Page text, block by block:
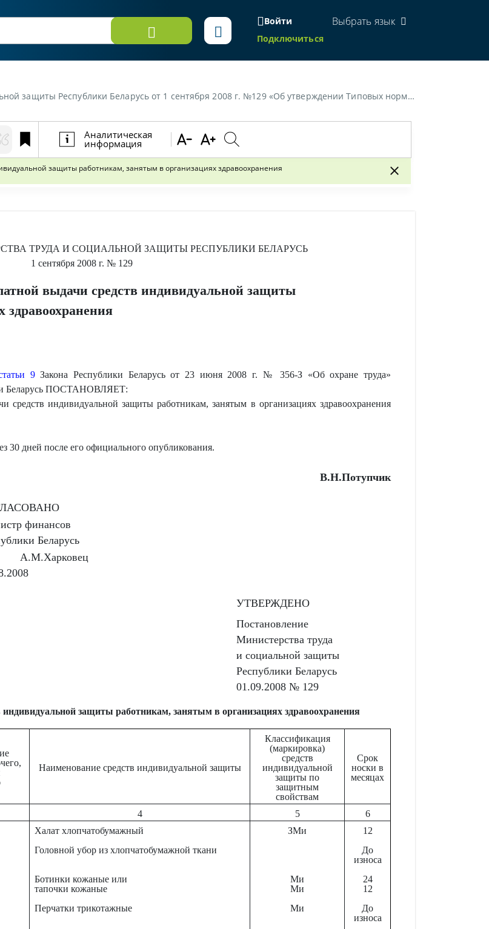
Войти
Подключиться
Выбрать язык
сентября 2008 г. №129 «Об утверждении Типовых норм бесплатной выдачи средств индивидуальной защиты работникам, занятым в организациях здравоохранения»
Аналитическая
информация
защиты работникам, занятым в организациях здравоохранения
ТРУДА И СОЦИАЛЬНОЙ ЗАЩИТЫ РЕСПУБЛИКИ БЕЛАРУСЬ
1 сентября 2008 г. № 129
выдачи средств индивидуальной защиты
здравоохранения
9Закона Республики Беларусь от 23 июня 2008 г. № 356-З «Об охране труда»
Беларусь ПОСТАНОВЛЯЕТ:
средств индивидуальной защиты работникам, занятым в организациях здравоохранения
30 дней после его официального опубликования.
В.Н.Потупчик
финансов
Беларусь
А.М.Харковец
УТВЕРЖДЕНО
Постановление
Министерства труда
и социальной защиты
Республики Беларусь
01.09.2008 № 129
защиты работникам, занятым в организациях здравоохранения
Наименование средств индивидуальной защиты
Классификация
(маркировка)
средств
индивидуальной
защиты по
защитным
свойствам
Срок
носки в
месяцах
4 5
6
Халат хлопчатобумажный ЗМи
12
Головной убор из хлопчатобумажной ткани
До
износа
Ботинки кожаные или
тапочки кожаные
Ми
Ми
24
12
Перчатки трикотажные
Ми
До
износа